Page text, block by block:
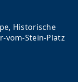
Historische
vom-Stein-Platz